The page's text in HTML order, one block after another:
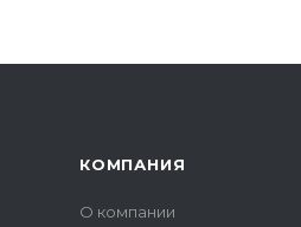
КОМПАНИЯ
О компании